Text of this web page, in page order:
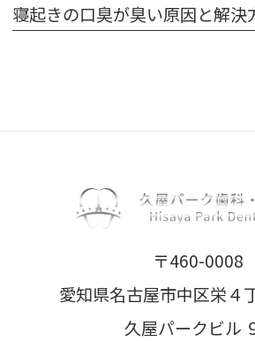
寝起きの口臭が臭い原因と解決
〒460-0008
愛知県名古屋市中区栄４
久屋パークビル